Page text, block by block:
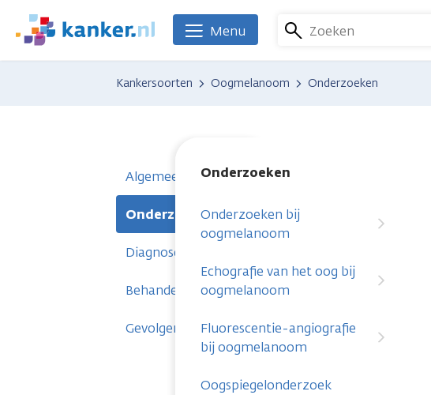
naar
We
zijn
Zoeken
Menu
Kankersoorten Oogmelanoom Onderzoeken
Algemeen
Onderzoeken
Onderzoeken
Onderzoeken bij
oogmelanoom
Echografie van het oog bij
oogmelanoom
Fluorescentie-angiografie
bij oogmelanoom
Oogspiegelonderzoek
Diagnose
Behandelingen
Gevolgen